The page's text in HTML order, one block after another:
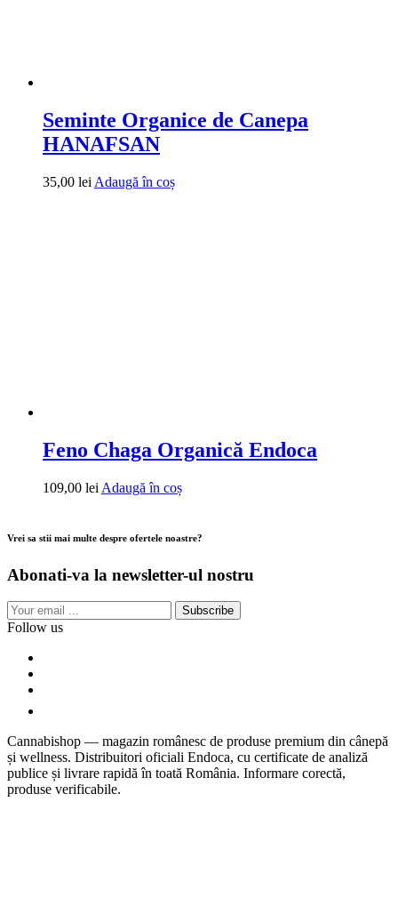
Seminte Organice de Canepa
HANAFSAN
35,00 lei Adaugă în coș
Feno Chaga Organică Endoca
109,00 lei Adaugă în coș
Vrei sa stii mai multe despre ofertele noastre?
Abonati-va la newsletter-ul nostru
Subscribe
Follow us
Cannabishop — magazin românesc de produse premium din cânepă
și wellness. Distribuitori oficiali Endoca, cu certificate de analiză
publice și livrare rapidă în toată România. Informare corectă,
produse verificabile.